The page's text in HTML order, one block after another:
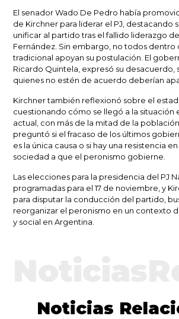
El senadorWado De Pedro había
de Kirchner para liderar el PJ, destacando
unificar al partido tras el fallido liderazgo
Fernández . Sin embargo, no todos
tradicional apoyan su postulación. El
Ricardo Quintela , expresó su
quienes no estén de acuerdo deberían
Kirchner también reflexionó sobre el
cuestionando cómo se llegó a la situación
actual, con más de la mitad de la
preguntó si el fracaso de los últimos
es la única causa o si hay una resistencia
sociedad a que el peronismo gobierne.
Las elecciones para la presidencia del PJ
programadas para el 17 de noviembre, y
para disputar la conducción del partido,
reorganizar el peronismo en un contexto
y social en Argentina.
Noticias